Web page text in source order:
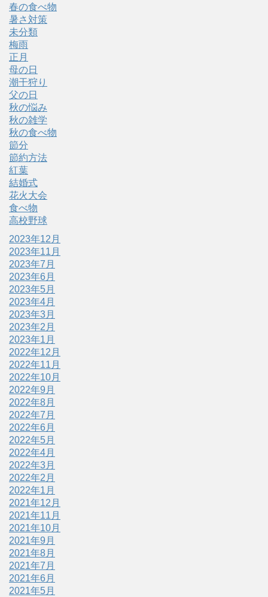
春の食べ物
暑さ対策
未分類
梅雨
正月
母の日
潮干狩り
父の日
秋の悩み
秋の雑学
秋の食べ物
節分
節約方法
紅葉
結婚式
花火大会
食べ物
高校野球
2023年12月
2023年11月
2023年7月
2023年6月
2023年5月
2023年4月
2023年3月
2023年2月
2023年1月
2022年12月
2022年11月
2022年10月
2022年9月
2022年8月
2022年7月
2022年6月
2022年5月
2022年4月
2022年3月
2022年2月
2022年1月
2021年12月
2021年11月
2021年10月
2021年9月
2021年8月
2021年7月
2021年6月
2021年5月